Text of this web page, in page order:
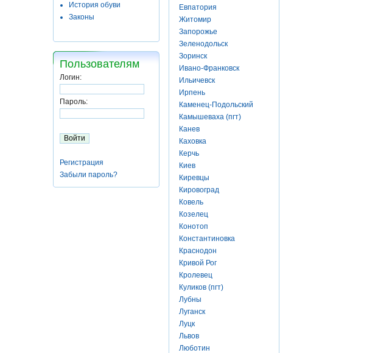
История обуви
Законы
Пользователям
Логин:
Пароль:
Регистрация
Забыли пароль?
Евпатория
Житомир
Запорожье
Зеленодольск
Зоринск
Ивано-Франковск
Ильичевск
Ирпень
Каменец-Подольский
Камышеваха (пгт)
Канев
Каховка
Керчь
Киев
Киревцы
Кировоград
Ковель
Козелец
Конотоп
Константиновка
Краснодон
Кривой Рог
Кролевец
Куликов (пгт)
Лубны
Луганск
Луцк
Львов
Люботин